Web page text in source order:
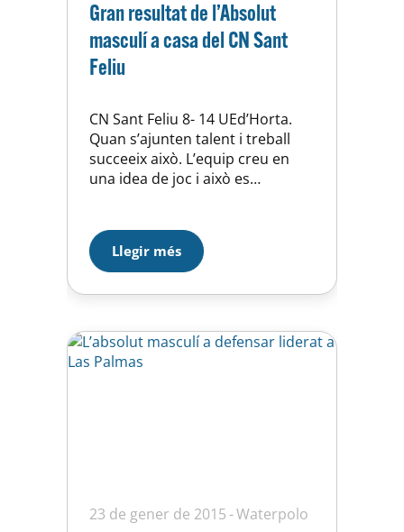
Gran resultat de l’Absolut
masculí a casa del CN Sant
Feliu
CN Sant Feliu 8- 14 UEd’Horta.
Quan s’ajunten talent i treball
succeeix això. L’equip creu en
una idea de joc i això es
perquè queda molta lliga, però
aquesta victòria ens reforça molt
de cara al que vindrà. Som-hi
nois!
Llegir més
23 de gener de 2015 Waterpolo